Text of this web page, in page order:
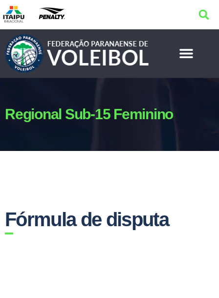
Regional Sub-15 Feminino
Fórmula de disputa